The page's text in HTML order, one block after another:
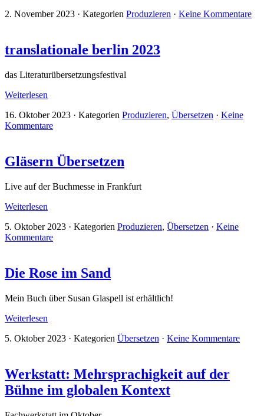
2. November 2023 · Kategorien Produzieren · Keine Kommentare
translationale berlin 2023
das Literaturübersetzungsfestival
Weiterlesen
16. Oktober 2023 · Kategorien Produzieren, Übersetzen · Keine
Kommentare
Gläsern Übersetzen
Live auf der Buchmesse in Frankfurt
Weiterlesen
5. Oktober 2023 · Kategorien Produzieren, Übersetzen · Keine
Kommentare
Die Rose im Sand
Mein Buch über Susan Glaspell ist erhältlich!
Weiterlesen
5. Oktober 2023 · Kategorien Übersetzen · Keine Kommentare
Werkstatt: Mehrsprachigkeit auf der
Bühne im globalen Kontext